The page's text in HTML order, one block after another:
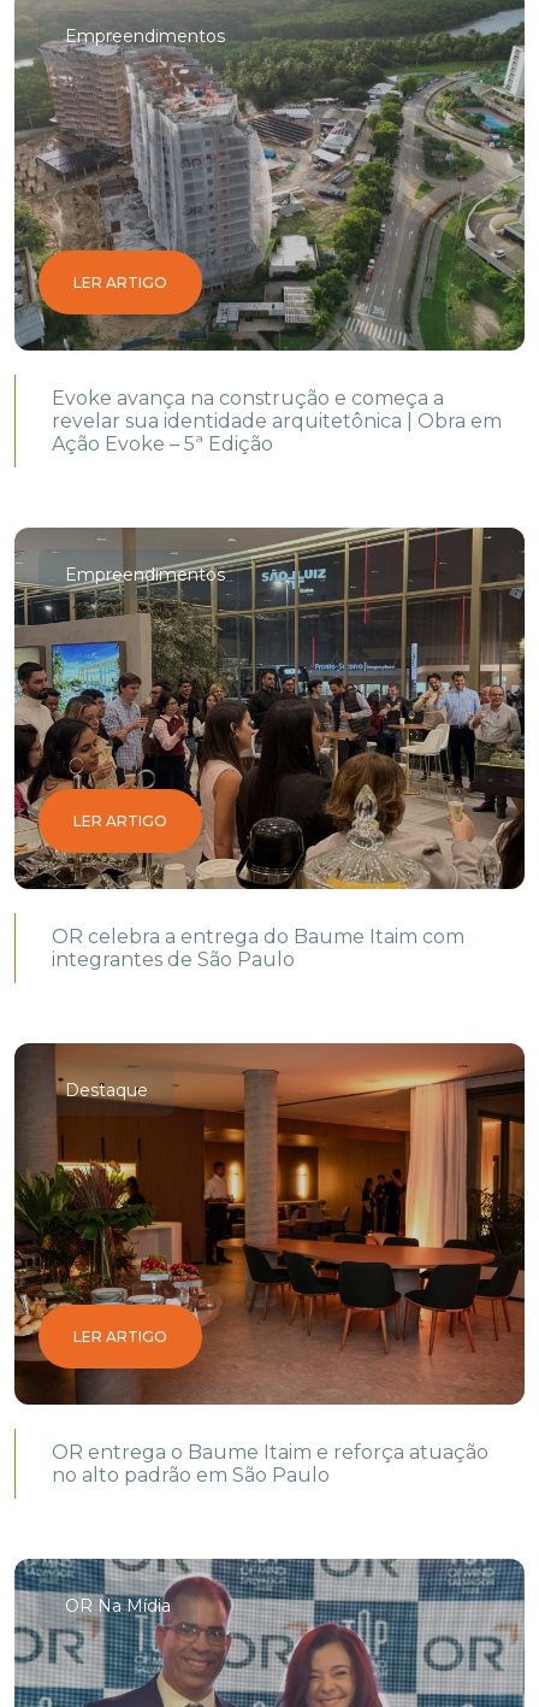
Empreendimentos
LER ARTIGO
Evoke avança na construção e começa a
revelar sua identidade arquitetônica | Obra em
Ação Evoke – 5ª Edição
Empreendimentos
LER ARTIGO
OR celebra a entrega do Baume Itaim com
integrantes de São Paulo
Destaque
LER ARTIGO
OR entrega o Baume Itaim e reforça atuação
no alto padrão em São Paulo
OR Na Mídia